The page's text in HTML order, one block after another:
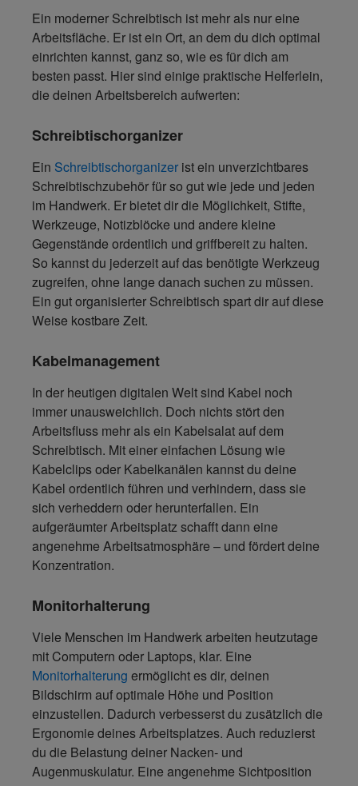
Ein moderner Schreibtisch ist mehr als nur eine
Arbeitsfläche. Er ist ein Ort, an dem du dich optimal
einrichten kannst, ganz so, wie es für dich am
besten passt. Hier sind einige praktische Helferlein,
die deinen Arbeitsbereich aufwerten:
Schreibtischorganizer
Ein Schreibtischorganizer ist ein unverzichtbares
Schreibtischzubehör für so gut wie jede und jeden
im Handwerk. Er bietet dir die Möglichkeit, Stifte,
Werkzeuge, Notizblöcke und andere kleine
Gegenstände ordentlich und griffbereit zu halten.
So kannst du jederzeit auf das benötigte Werkzeug
zugreifen, ohne lange danach suchen zu müssen.
Ein gut organisierter Schreibtisch spart dir auf diese
Weise kostbare Zeit.
Kabelmanagement
In der heutigen digitalen Welt sind Kabel noch
immer unausweichlich. Doch nichts stört den
Arbeitsfluss mehr als ein Kabelsalat auf dem
Schreibtisch. Mit einer einfachen Lösung wie
Kabelclips oder Kabelkanälen kannst du deine
Kabel ordentlich führen und verhindern, dass sie
sich verheddern oder herunterfallen. Ein
aufgeräumter Arbeitsplatz schafft dann eine
angenehme Arbeitsatmosphäre – und fördert deine
Konzentration.
Monitorhalterung
Viele Menschen im Handwerk arbeiten heutzutage
mit Computern oder Laptops, klar. Eine
Monitorhalterung ermöglicht es dir, deinen
Bildschirm auf optimale Höhe und Position
einzustellen. Dadurch verbesserst du zusätzlich die
Ergonomie deines Arbeitsplatzes. Auch reduzierst
du die Belastung deiner Nacken- und
Augenmuskulatur. Eine angenehme Sichtposition